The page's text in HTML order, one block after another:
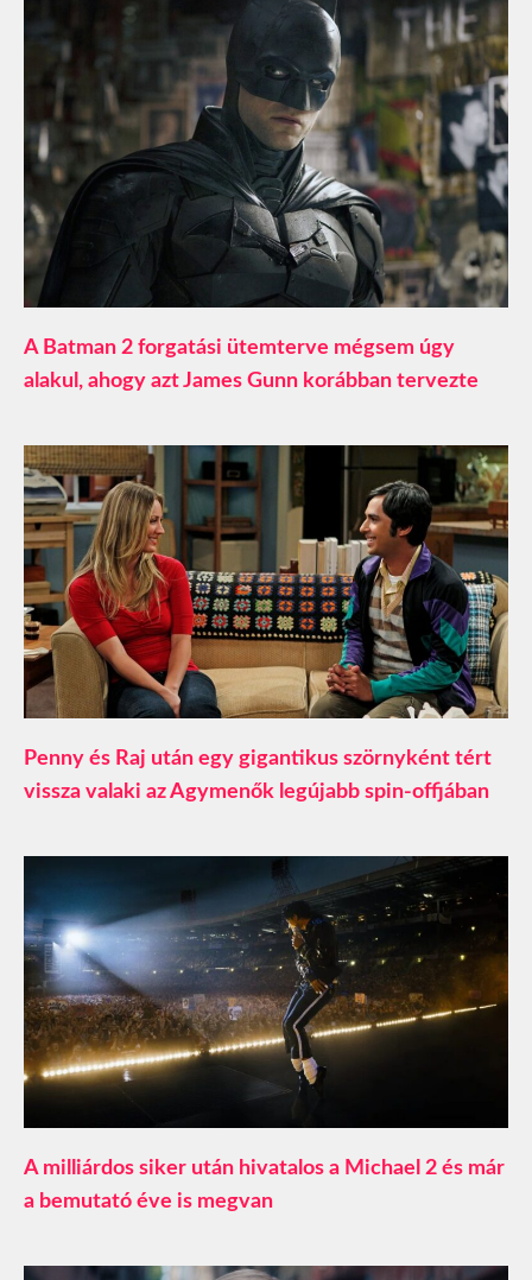
A Batman 2 forgatási ütemterve mégsem úgy
alakul, ahogy azt James Gunn korábban tervezte
Penny és Raj után egy gigantikus szörnyként tért
vissza valaki az Agymenők legújabb spin-offjában
A milliárdos siker után hivatalos a Michael 2 és már
a bemutató éve is megvan